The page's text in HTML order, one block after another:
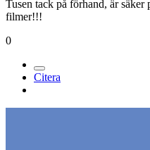
Tusen tack på förhand, är säker
filmer!!!
0
Citera